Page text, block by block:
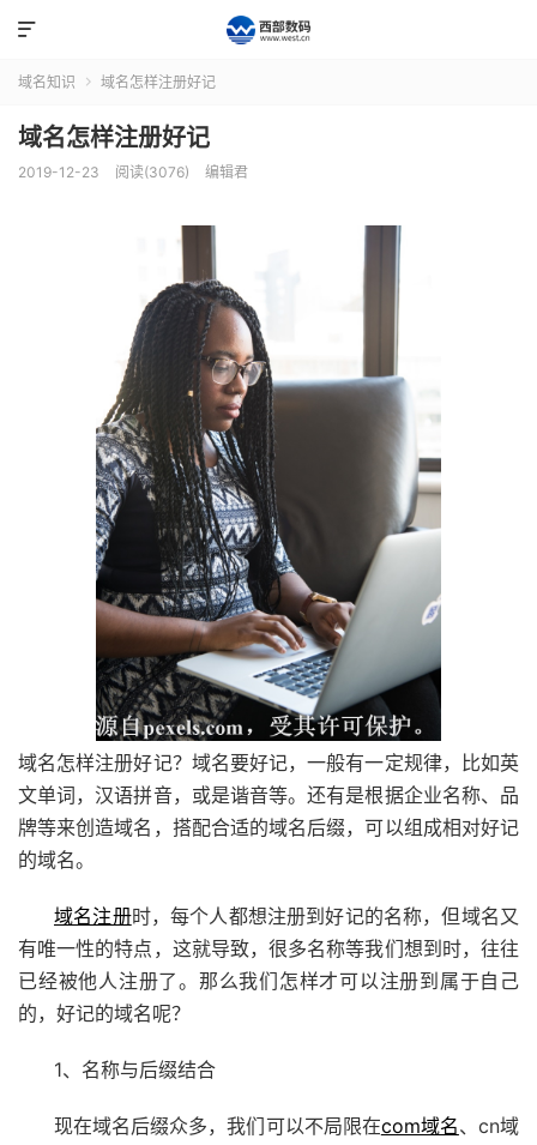

域名知识  域名怎样注册好记
域名怎样注册好记
2019-12-23 阅读(3076) 编辑君
域名怎样注册好记？域名要好记，一般有一定规律，比如英
文单词，汉语拼音，或是谐音等。还有是根据企业名称、品
牌等来创造域名，搭配合适的域名后缀，可以组成相对好记
的域名。
域名注册时，每个人都想注册到好记的名称，但域名又
有唯一性的特点，这就导致，很多名称等我们想到时，往往
已经被他人注册了。那么我们怎样才可以注册到属于自己
的，好记的域名呢？
1、名称与后缀结合
现在域名后缀众多，我们可以不局限在com域名、cn域